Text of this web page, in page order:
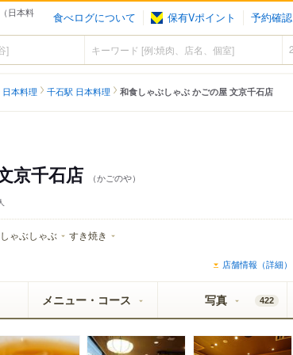
日本料
食べログについて 保有Vポイント 予約確認
本料理 千石駅 日本料理 和食しゃぶしゃぶ かごの屋 文京千石店
京千石店 （かごのや）
しゃぶしゃぶ すき焼き
店舗情報（詳細）
メニュー・コース 写真 422